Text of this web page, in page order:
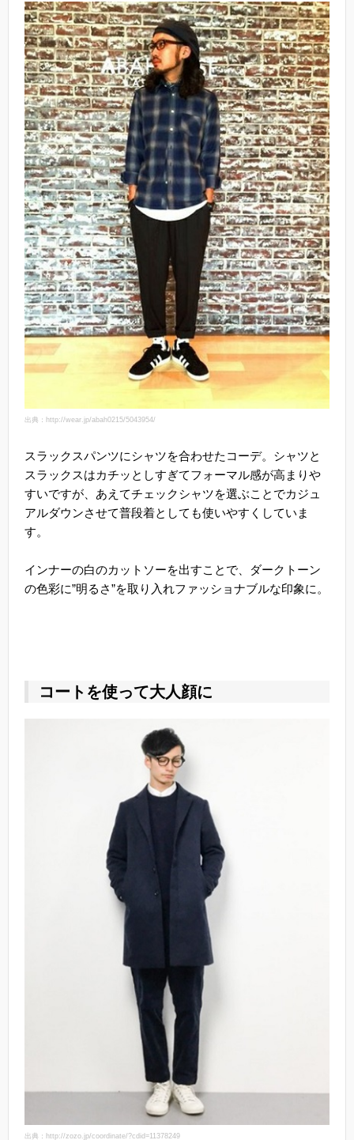
出典：http://wear.jp/abah0215/5043954/
スラックスパンツにシャツを合わせたコーデ。シャツと
スラックスはカチッとしすぎてフォーマル感が高まりや
すいですが、あえてチェックシャツを選ぶことでカジュ
アルダウンさせて普段着としても使いやすくしていま
す。
インナーの白のカットソーを出すことで、ダークトーン
の色彩に”明るさ”を取り入れファッショナブルな印象に。
コートを使って大人顔に
出典：http://zozo.jp/coordinate/?cdid=11378249